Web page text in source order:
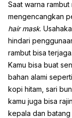
Saat warna
mengencangkan
hair mask.
hindari
rambut bisa terjaga.
Kamu bisa buat
bahan alami
kopi hitam, sari
kamu juga bisa
kepala dan batang